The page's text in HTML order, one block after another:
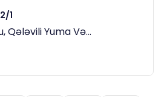
1
Qələvili Yuma Və